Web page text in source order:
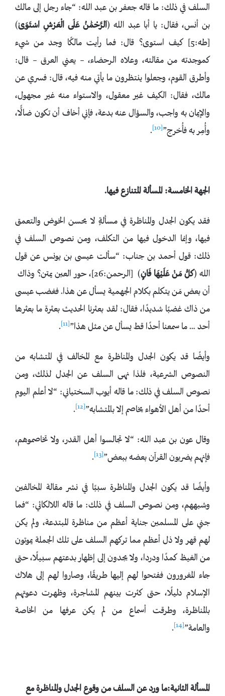
السلف في ذلك: ما قاله جعفر بن عبد الله: “جاء رجل إلى مالك
بن أنس، فقال: يا أبا عبد الله ﴿الرَّحْمَٰنُ عَلَى الْعَرْشِ اسْتَوَىٰ﴾
[طه:5] كيف استوى؟ قال: فما رأيت مالكًا وجد من شيء
كموجدته من مقالته، وعلاه الرحضاء، – يعني العرق – قال:
وأطرق القوم، وجعلوا ينتظرون ما يأتي منه فيه، قال: فسري عن
مالك، فقال: الكيف غير معقول، والاستواء منه غير مجهول،
والإيمان به واجب، والسؤال عنه بدعة، فإني أخاف أن تكون ضالًّا،
وأُمِر به فأُخرج”[10]
.
الجهة الخامسة: المسألة المتنازع فيها.
فقد يكون الجدل والمناظرة في مسألةٍ لا يحسن الخوض والتعمق
فيها، وإنما الدخول فيها من التكلف، ومن نصوص السلف في
ذلك: قول أحمد بن جناب: “سألت عيسى بن يونس عن قول
الله ﴿كلُّ مَنْ عَلَيْهَا فَانٍ﴾
[الرحمن:26]، حور العين يمتن؟ وذاك
أن بعض مَن يتكلم بكلام الجهمية يسأل عن هذا. فغضب عيسى
من ذاك غضبًا شديدًا، فقال: لقد بعثرنا الحديث بعثرة ما بعثرها
أحد … ما سمعنا أحدًا قط يسأل عن مثل هذا”[11]
.
وأيضًا قد يكون الجدل والمناظرة مع المخالف في المتشابه من
النصوص الشرعية، فلذا نهى السلف عن الجدل لذلك، ومن
نصوص السلف في ذلك: ما قاله أيوب السختياني: “لا أعلم اليوم
أحدًا من أهل الأهواء يخاصم إلا بالمتشابه”[12]
.
وقال عون بن عبد الله: “لا تجالسوا أهل القدر، ولا تخاصموهم،
فإنهم يضربون القرآن بعضه ببعض”[13]
.
وأيضًا قد يكون الجدل والمناظرة سببًا في نشر مقالة المخالفين
وشبههم، ومن نصوص السلف في ذلك: ما قاله اللالكائي: “فما
جني على المسلمين جناية أعظم من مناظرة المبتدعة، ولم يكن
لهم قهر ولا ذل أعظم مما تركهم السلف على تلك الجملة يموتون
من الغيظ كمدًا ودردا، ولا يجدون إلى إظهار بدعتهم سبيلًا، حتى
جاء المغرورون ففتحوا لهم إليها طريقًا، وصاروا لهم إلى هلاك
الإسلام دليلًا، حتى كثرت بينهم المشاجرة، وظهرت دعوتهم
بالمناظرة، وطرقت أسماع من لم يكن عرفها من الخاصة
والعامة”[14]
.
المسألة الثانية:ما ورد عن السلف من وقوع الجدل والمناظرة مع